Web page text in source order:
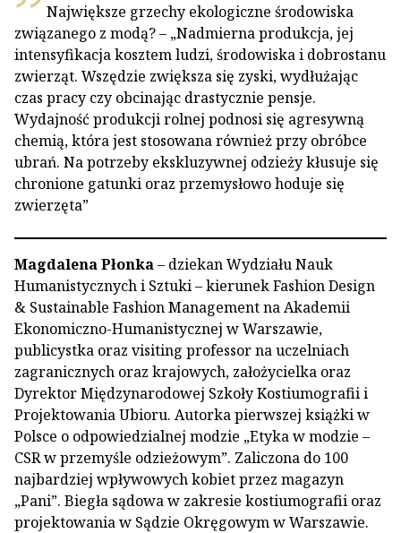
Największe grzechy ekologiczne środowiska
związanego z modą? – „Nadmierna produkcja, jej
intensyfikacja kosztem ludzi, środowiska i dobrostanu
zwierząt. Wszędzie zwiększa się zyski, wydłużając
czas pracy czy obcinając drastycznie pensje.
Wydajność produkcji rolnej podnosi się agresywną
chemią, która jest stosowana również przy obróbce
ubrań. Na potrzeby ekskluzywnej odzieży kłusuje się
chronione gatunki oraz przemysłowo hoduje się
zwierzęta”
Magdalena Płonka– dziekan Wydziału Nauk
Humanistycznych i Sztuki – kierunek Fashion Design
& Sustainable Fashion Management na Akademii
Ekonomiczno-Humanistycznej w Warszawie,
publicystka oraz visiting professor na uczelniach
zagranicznych oraz krajowych, założycielka oraz
Dyrektor Międzynarodowej Szkoły Kostiumografii i
Projektowania Ubioru. Autorka pierwszej książki w
Polsce o odpowiedzialnej modzie „Etyka w modzie –
CSR w przemyśle odzieżowym”. Zaliczona do 100
najbardziej wpływowych kobiet przez magazyn
„Pani”. Biegła sądowa w zakresie kostiumografii oraz
projektowania w Sądzie Okręgowym w Warszawie.